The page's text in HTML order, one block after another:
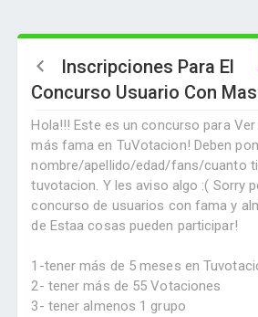
Inscripciones Para El
Concurso Usuario Con
Hola!!! Este es un concurso para
más fama en TuVotacion! Deben
nombre/apellido/edad/fans/cuanto
tuvotacion. Y les aviso algo :( Sorry
concurso de usuarios con fama y
de Estaa cosas pueden participar!
1-tener más de 5 meses en
2- tener más de 55 Votaciones
3- tener almenos 1 grupo